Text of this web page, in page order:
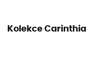
10 000 mm
Kolekce Carinthia